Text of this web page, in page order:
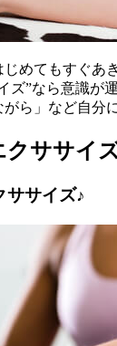
めてもすぐあ
ズ”なら意識が
ら」など自
クササイ
ササイズ♪